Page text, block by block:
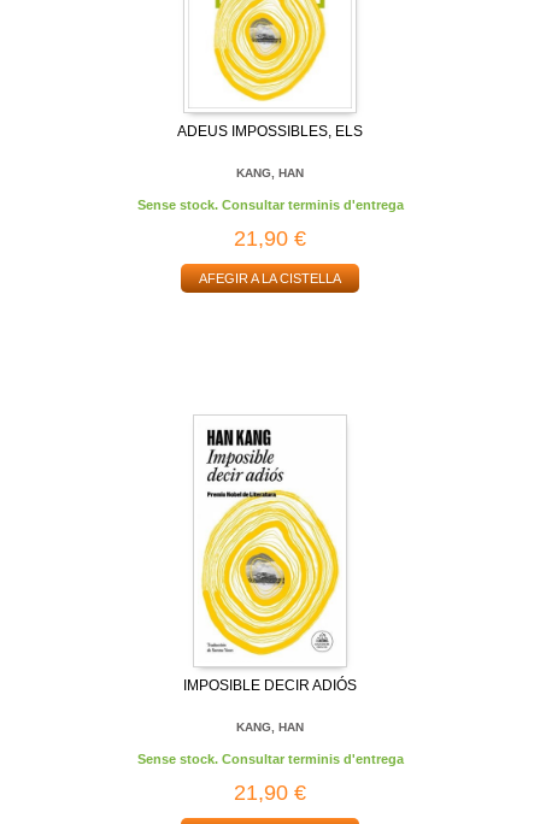
ADEUS IMPOSSIBLES, ELS
KANG, HAN
Sense stock. Consultar terminis d'entrega
21,90 €
AFEGIR A LA CISTELLA
IMPOSIBLE DECIR ADIÓS
KANG, HAN
Sense stock. Consultar terminis d'entrega
21,90 €